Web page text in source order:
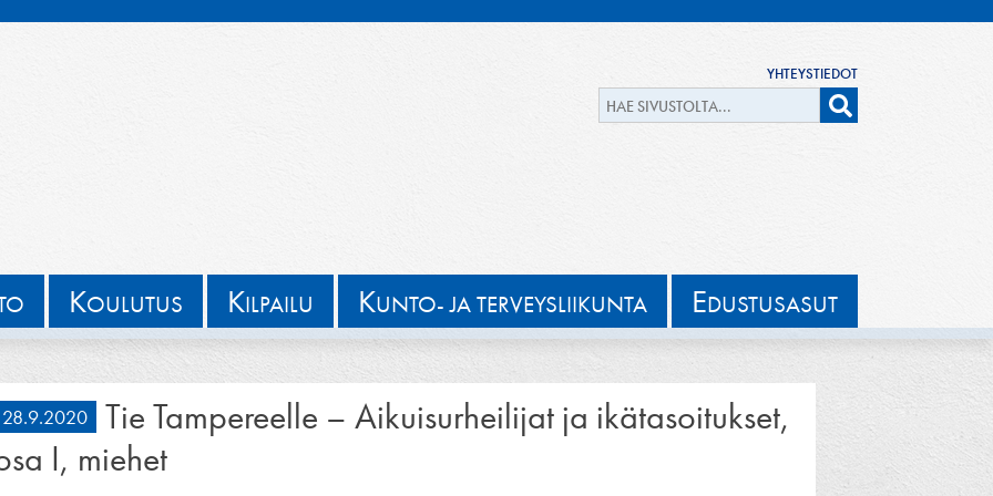
YHTEYSTIEDOT
KOULUTUS KILPAILU KUNTO- JA TERVEYSLIIKUNTA EDUSTUSASUT
28.9.2020
Tie Tampereelle – Aikuisurheilijat ja ikätasoitukset,
I, miehet